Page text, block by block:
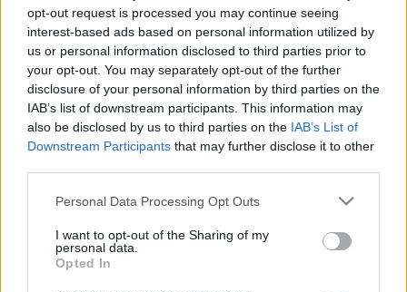
opt-out request is processed you may continue seeing
interest-based ads based on personal information utilized by
us or personal information disclosed to third parties prior to
your opt-out. You may separately opt-out of the further
disclosure of your personal information by third parties on the
IAB’s list of downstream participants. This information may
also be disclosed by us to third parties on the IAB’s List of
Downstream Participants that may further disclose it to other
Please note that this website/app uses one or more Google
not limited to your visit or usage behaviour. You may click to
grant or deny consent to Google and its third-party tags to
use your data for below specified purposes in below Google
Personal Data Processing Opt Outs
I want to opt-out of the Sharing of my
personal data.
Opted In
Laurent szemfestékekis mesteri egyszerűséggel
satírozhatóak, akárcsak aDior szemfestékek. I need
this!
4.Guerlain Fall Collection Écrin 4 Coulueurs- A
Guerlaindekorkozmetikumai, csak nemrég ejtettek
rabul. A legújabb nude színű paletta, több mint
imádat. Ismét "mindenre" gondoltak, ugyanis ez a
paletta egy igazi multitalentum. Matt, csillámos,
metál és szatén fényű színt is tartalmaz. Nude színek
Tökéletes minden alkalomra.
+ RÁADÁS :-)